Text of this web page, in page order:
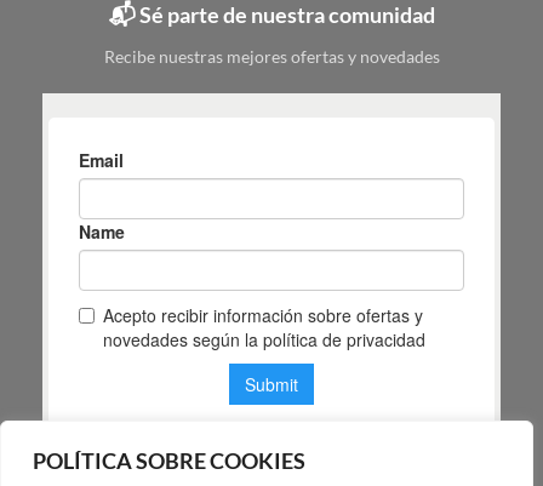
POLÍTICA SOBRE COOKIES
según
espacio
📬 Sé parte de nuestra comunidad
Recibe nuestras mejores ofertas y novedades